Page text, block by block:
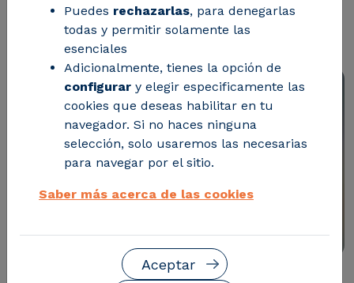
ha acompañado a ambas empresas en
la firma de su convenio.
Puedes rechazarlas, para denegarlas
todas y permitir solamente las
esenciales
Adicionalmente, tienes la opción de
configurar y elegir especificamente las
cookies que deseas habilitar en tu
navegador. Si no haces ninguna
selección, solo usaremos las necesarias
para navegar por el sitio.
Saber más acerca de las cookies
Aceptar